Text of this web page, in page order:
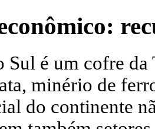
Sul é um cofre da
minério de
do continente